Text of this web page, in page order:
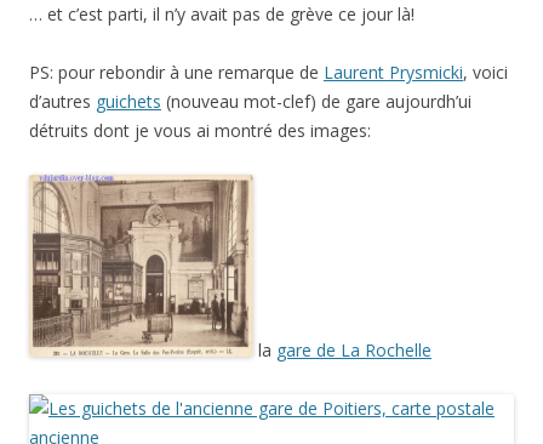
… et c’est parti, il n’y avait pas de grève ce jour là!
PS: pour rebondir à une remarque de Laurent Prysmicki, voici
d’autres guichets (nouveau mot-clef) de gare aujourdh’ui
détruits dont je vous ai montré des images:
la gare de La Rochelle